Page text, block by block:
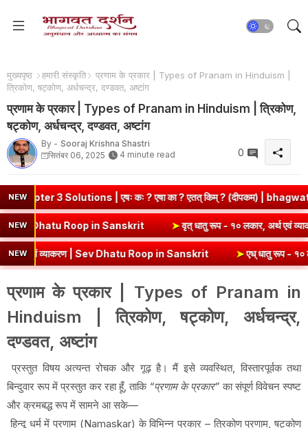
मुख्यपृष्ठ हमारी संस्कृति
प्रणाम के प्रकार | Types of Pranam in Hinduism |
त्रिकोण, षट्कोण, अर्धचन्द्र, दण्डवत, अष्टांग
प्रणाम के प्रकार | Types of Pranam in Hinduism | त्रिकोण,
षट्कोण, अर्धचन्द्र, दण्डवत, अष्टांग
By - Sooraj Krishna Shastri
सितंबर 06, 2025
4 minute read 0
NEW| एषः कः ? एषा का ? एतत् किम् ? (दीपकम) | bhagwatdarshan.com
NEWअर्थ एवं व्याकरण | Kri Dhatu Roop in Sanskrit ➤वृत् धातु रूप - १०
NEW| Sev Dhatu Roop in Sanskrit ➤एध् धातु रूप - १० लकार, अर्थ
प्रणाम के प्रकार | Types of Pranam in
Hinduism | त्रिकोण, षट्कोण, अर्धचन्द्र,
दण्डवत, अष्टांग
प्रस्तुत विषय अत्यन्त रोचक और गूढ़ है। मैं इसे व्यवस्थित, विस्तारपूर्वक तथा
बिन्दुवार रूप में प्रस्तुत कर रहा हूँ, ताकि “प्रणाम के प्रकार” का संपूर्ण विवेचन स्पष्ट
और क्रमबद्ध रूप में सामने आ सके—
हिन्दू धर्म में प्रणाम (Namaskar) के विभिन्न प्रकार – त्रिकोण प्रणाम, षट्कोण